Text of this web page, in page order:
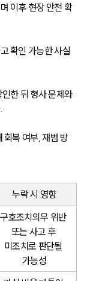
이후 현장 안전 확
확인 가능한 사실
한 뒤 형사 문제와
회복 여부, 재범 방
누락 시 영향
구호조치의무 위반
또는 사고 후
미조치로 판단될
가능성